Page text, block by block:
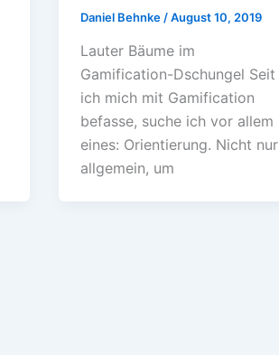
Daniel Behnke /August 10, 2019
Lauter Bäume im
Gamification-Dschungel Seit
ich mich mit Gamification
befasse, suche ich vor allem
eines: Orientierung. Nicht nur
allgemein, um